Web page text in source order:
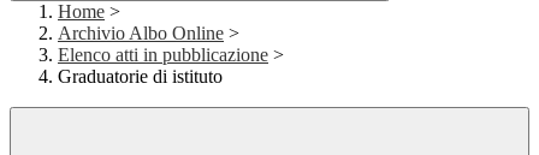
Home >
Archivio Albo Online >
Elenco atti in pubblicazione >
Graduatorie di istituto